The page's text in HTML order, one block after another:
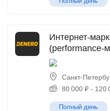
Интернет-
(performance-
Санкт-
80 000 ₽ - 120
Полный день